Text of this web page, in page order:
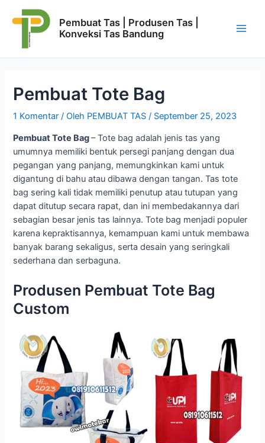
Pembuat Tas | Produsen Tas |
Konveksi Tas Bandung
Pembuat Tote Bag
1 Komentar / Oleh PEMBUAT TAS / September 25, 2023
Pembuat Tote Bag– Tote bag adalah jenis tas yang
umumnya memiliki bentuk persegi panjang dengan dua
pegangan yang panjang, memungkinkan kami untuk
digantung di bahu atau dibawa dengan tangan. Tas tote
bag sering kali tidak memiliki penutup atau tutupan yang
dapat ditutup secara rapat, dan ini membedakannya dari
sebagian besar jenis tas lainnya. Tote bag menjadi populer
karena kepraktisannya, kemampuan kami untuk membawa
banyak barang sekaligus, serta desain yang seringkali
sederhana dan serbaguna.
Produsen Pembuat Tote Bag
Custom